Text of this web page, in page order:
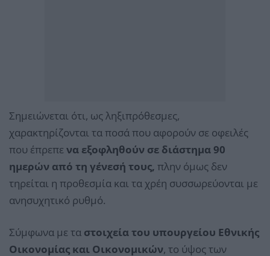
Σημειώνεται ότι, ως ληξιπρόθεσμες,
χαρακτηρίζονται τα ποσά που αφορούν σε οφειλές
που έπρεπε να εξοφληθούν σε διάστημα 90
ημερών από τη γένεσή τους, πλην όμως δεν
τηρείται η προθεσμία και τα χρέη συσσωρεύονται με
ανησυχητικό ρυθμό.
Σύμφωνα με τα στοιχεία του υπουργείου Εθνικής
Οικονομίας και Οικονομικών, το ύψος των